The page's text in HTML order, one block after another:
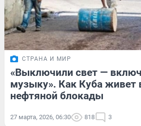
СТРАНА И МИР
«Выключили свет —
музыку». Как Куба живет
нефтяной блокады
27 марта, 2026, 06:30 818 3